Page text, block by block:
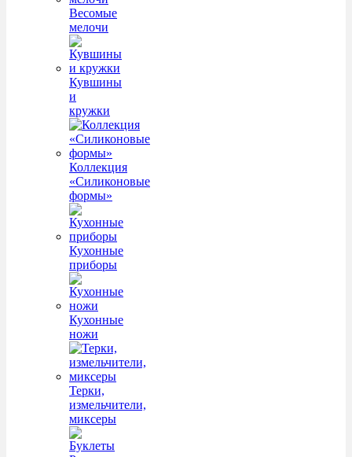
Весомые
мелочи
Кувшины
и
кружки
Коллекция
«Силиконовые
формы»
Кухонные
приборы
Кухонные
ножи
Терки,
измельчители,
миксеры